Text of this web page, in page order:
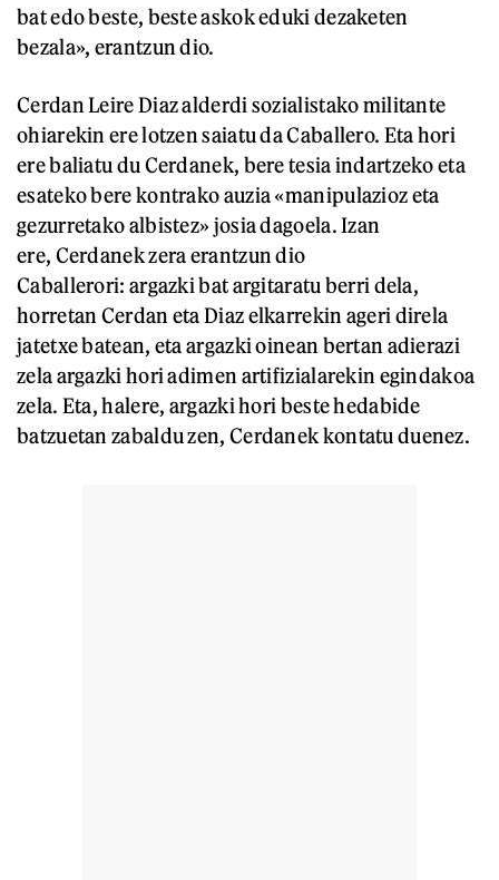
bat edo beste, beste askok eduki dezaketen
bezala», erantzun dio.
Cerdan Leire Diaz alderdi sozialistako militante
ohiarekin ere lotzen saiatu da Caballero. Eta hori
ere baliatu du Cerdanek, bere tesia indartzeko eta
esateko bere kontrako auzia «manipulazioz eta
gezurretako albistez» josia dagoela. Izan
ere, Cerdanek zera erantzun dio
Caballerori: argazki bat argitaratu berri dela,
horretan Cerdan eta Diaz elkarrekin ageri direla
jatetxe batean, eta argazki oinean bertan adierazi
zela argazki hori adimen artifizialarekin egindakoa
zela. Eta, halere, argazki hori beste hedabide
batzuetan zabaldu zen, Cerdanek kontatu duenez.